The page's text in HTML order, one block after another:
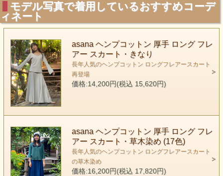
モデル写真で着用しているおすすめコーデ
ィネート
asana ヘンプコットン 厚手 ロング フレ
アー スカート・きなり
長年人気のヘンプコットン ロングフレアースカート
再登場
価格:14,200円(税込 15,620円)
asana ヘンプコットン 厚手 ロング フレ
アー スカート・草木染め (17色)
長年人気のヘンプコットン ロングフレアースカート
の草木染め
価格:16,200円(税込 17,820円)